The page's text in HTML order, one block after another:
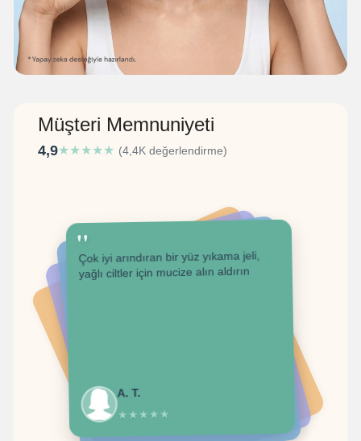
Müşteri Memnuniyeti
4,9★★★★★ (4,4K değerlendirme)
"
Çok iyi arındıran bir yüz yıkama jeli,
yağlı ciltler için mucize alın aldırın
A. T.
★ ★ ★ ★ ★